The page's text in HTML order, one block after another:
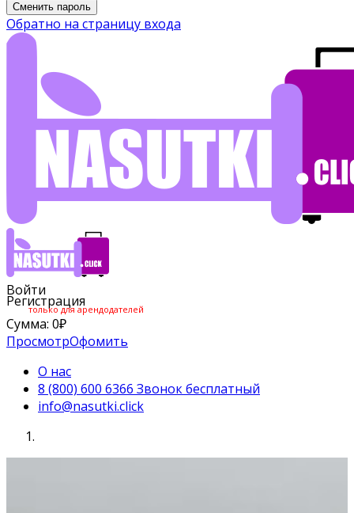
Сменить пароль
Обратно на страницу входа
Войти
Регистрация
только для арендодателей
Сумма: 0₽
ПросмотрОфомить
О нас
8 (800) 600 6366 Звонок бесплатный
info@nasutki.click